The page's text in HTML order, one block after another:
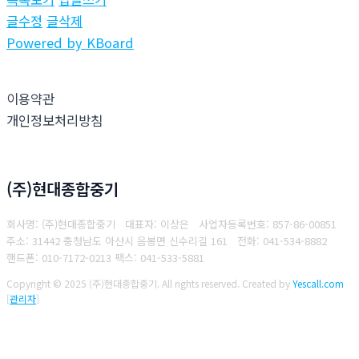
글수정 글삭제
Powered by KBoard
이용약관
개인정보처리방침
(주)현대종합중기
회사명: (주)현대종합중기 대표자: 이상은 사업자등록번호: 857-86-00851
주소: 31442 충청남도 아산시 음봉면 신수리길 161 전화: 041-534-8882
핸드폰: 010-7172-0213 팩스: 041-533-5881
Copyright © 2025 (주)현대종합중기. All rights reserved. Created byYescall.com
[관리자]